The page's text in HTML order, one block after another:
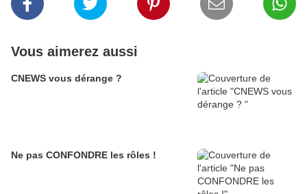
Vous aimerez aussi
CNEWS vous dérange ?
Ne pas CONFONDRE les rôles !